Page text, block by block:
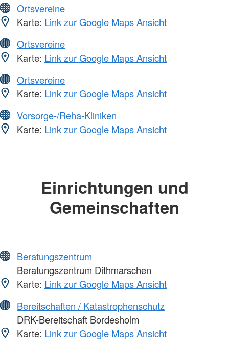
Ortsvereine
Karte: Link zur Google Maps Ansicht
Ortsvereine
Karte: Link zur Google Maps Ansicht
Ortsvereine
Karte: Link zur Google Maps Ansicht
Vorsorge-/Reha-Kliniken
Karte: Link zur Google Maps Ansicht
Einrichtungen und
Gemeinschaften
Beratungszentrum
Beratungszentrum Dithmarschen
Karte: Link zur Google Maps Ansicht
Bereitschaften / Katastrophenschutz
DRK-Bereitschaft Bordesholm
Karte: Link zur Google Maps Ansicht